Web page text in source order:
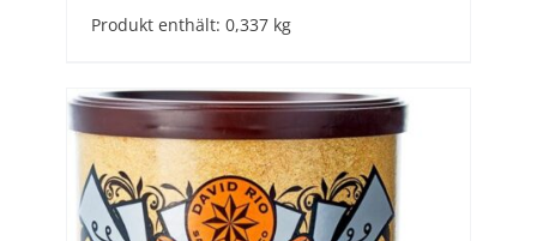
Produkt enthält: 0,337 kg